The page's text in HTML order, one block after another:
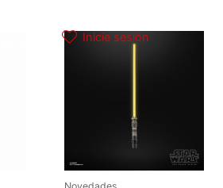
Inicie sesión